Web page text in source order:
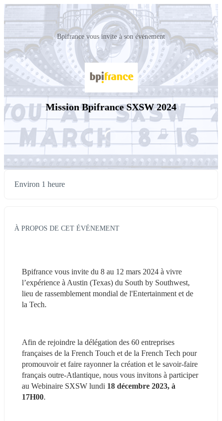
Bpifrance vous invite à son événement
Mission Bpifrance SXSW 2024
Environ 1 heure
À PROPOS DE CET ÉVÉNEMENT
Bpifrance vous invite du 8 au 12 mars 2024 à vivre
l’expérience à Austin (Texas) du South by Southwest,
lieu de rassemblement mondial de l'Entertainment et de
la Tech.
Afin de rejoindre la délégation des 60 entreprises
françaises de la French Touch et de la French Tech pour
promouvoir et faire rayonner la création et le savoir-faire
français outre-Atlantique, nous vous invitons à participer
au Webinaire SXSW lundi 18 décembre 2023, à
17H00.